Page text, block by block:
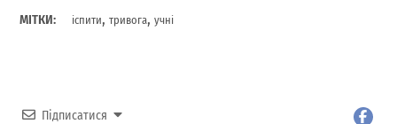
МІТКИ: іспити,тривога,учні
Підписатися